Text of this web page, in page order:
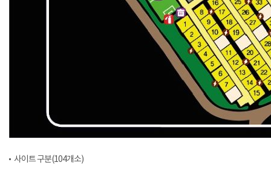
사이트 구분(104개소)